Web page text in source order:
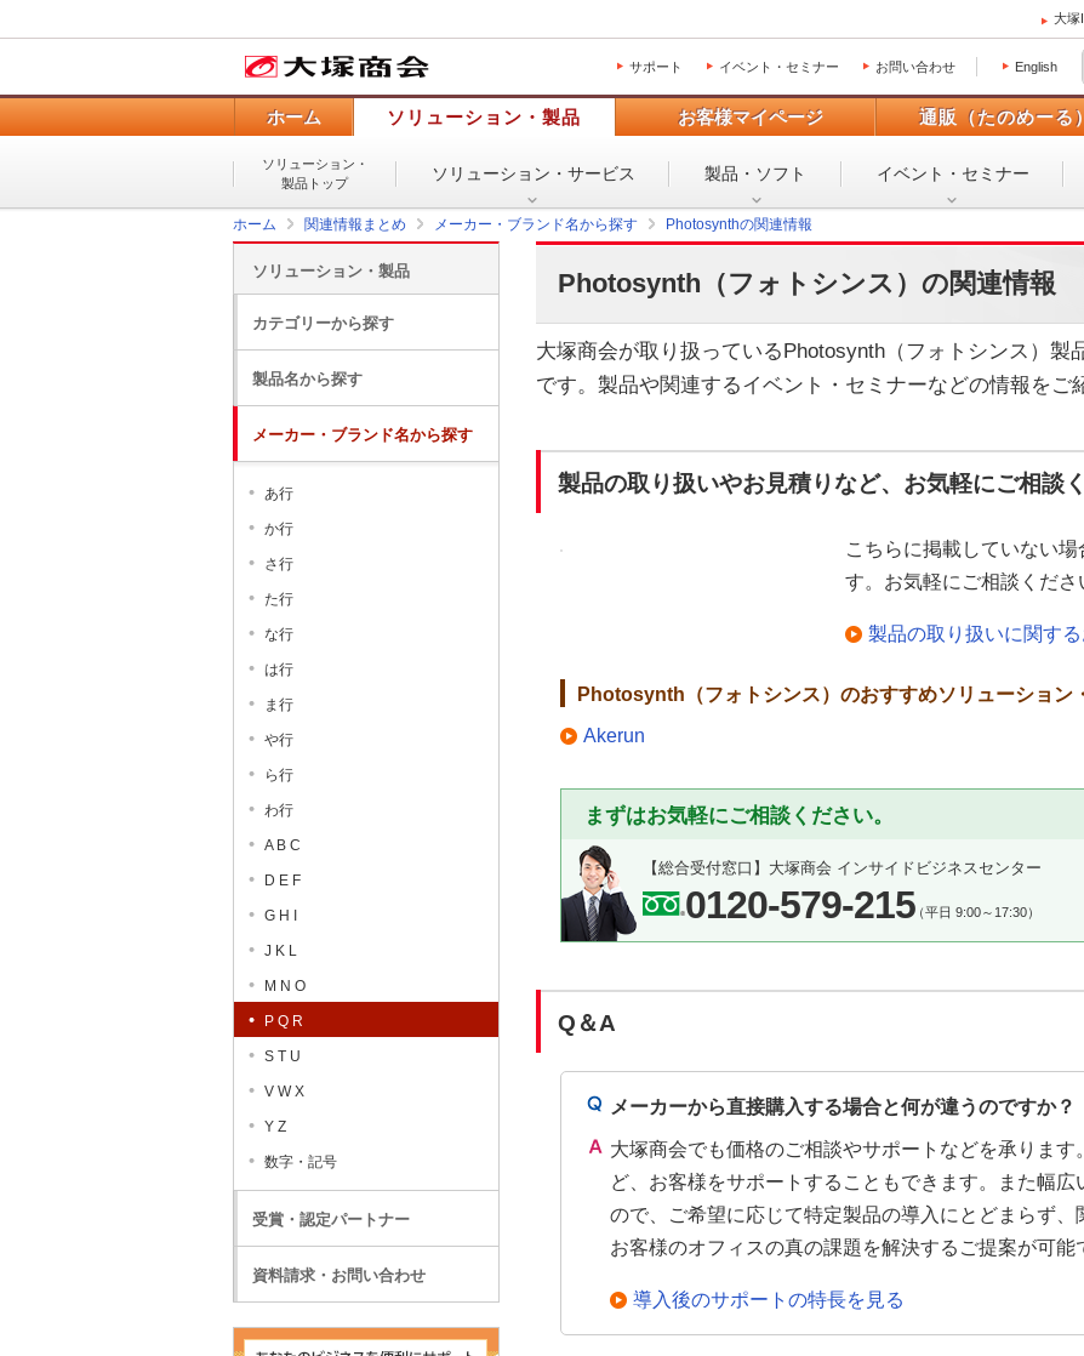
大塚
サポート イベント・セミナー お問い合わせ English
ホーム ソリューション・製品 お客様マイページ 通販（たのめーる）
ソリューション・
製品トップ
ソリューション・ サービス 製品・ソフト イベント・ セミナー
ホーム 関連情報まとめ メーカー・ブランド名から探す Photosynthの関連情報
Photosynth（フォトシンス）の関連情報
大塚商会が取り扱っているPhotosynth（フォトシンス）製
です。製品や関連するイベント・セミナーなどの情報をご
製品の取り扱いやお見積りなど、お気軽にご相談
こちらに掲載していない
す。お気軽にご相談くださ
製品の取り扱いに関す
Photosynth（フォトシンス）のおすすめソリューション
Akerun
まずはお気軽にご相談ください。
【総合受付窓口】 大塚商会 インサイドビジネスセンター
0120-579-215（平日 9:00～17:30）
Q＆A
メーカーから直接購入する場合と何が違うのですか？
大塚商会でも価格のご相談やサポートなどを承りま
ど、お客様をサポートすることもできます。また幅
ので、ご希望に応じて特定製品の導入にとどまらず、
お客様のオフィスの真の課題を解決するご提案が可能
導入後のサポートの特長を見る
ソリューション・製品
カテゴリーから探す
製品名から探す
メーカー・ブランド名から探す
あ行
か行
さ行
た行
な行
は行
ま行
や行
ら行
わ行
A B C
D E F
G H I
J K L
M N O
P Q R
S T U
V W X
Y Z
数字・記号
受賞・認定パートナー
資料請求・お問い合わせ